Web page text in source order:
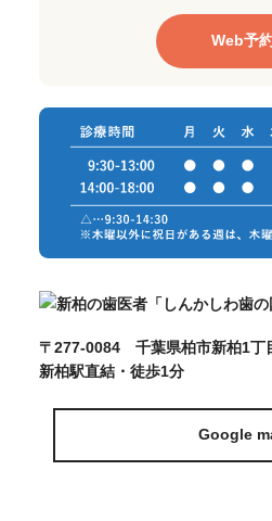
Web予
〒277-0084 千葉県柏市新柏1丁
新柏駅直結・徒歩1分
Google